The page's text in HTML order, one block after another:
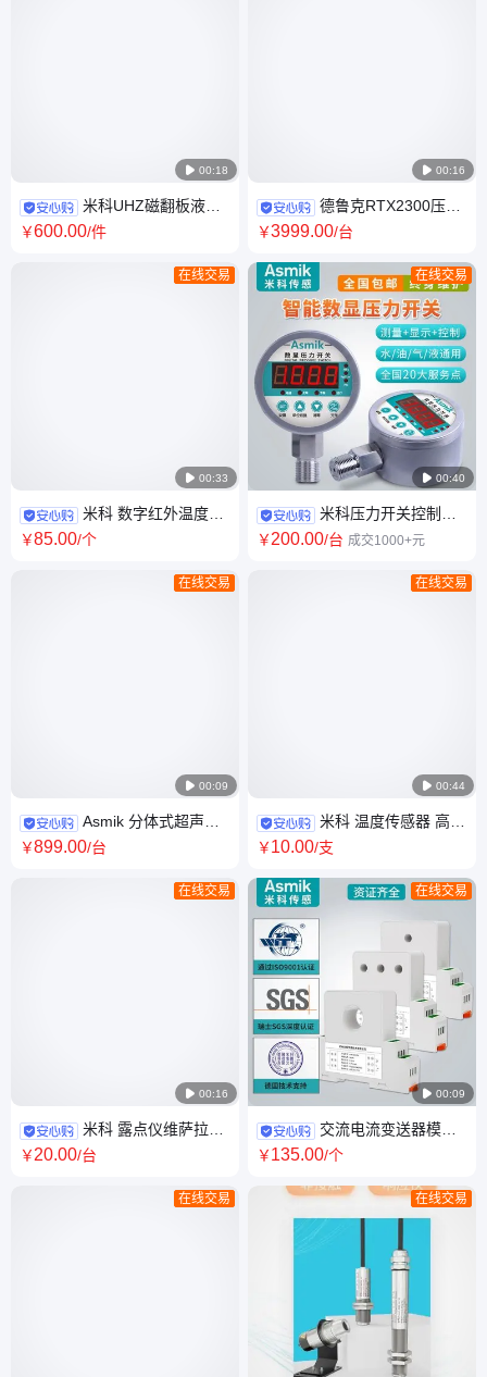
 00:18
米科UHZ磁翻板液位
计水位计 磁性浮子顶装式带远
￥600.00/件
 00:33
在线交易
米科 数字红外温度传
感器 远距离大面积非接触式测
￥85.00/个
 00:09
在线交易
Asmik 分体式超声波
液位计 水泵房液位传感器探头
￥899.00/台
 00:16
在线交易
米科 露点仪维萨拉湿
度传感器HM70 壁挂式便携温
￥20.00/台
在线交易
 00:16
德鲁克RTX2300压力
变送器_0.065%高精度_绝压型
￥3999.00/台
 00:40
在线交易
米科压力开关控制器
水泵气泵空压机消防智能电子
￥200.00/台 成交1000+元
 00:44
在线交易
米科 温度传感器 高精
度热电阻 防水防油探头精密 铂
￥10.00/支
 00:09
在线交易
交流电流变送器模块
霍尔直流电压三相穿孔电量传
￥135.00/个
在线交易